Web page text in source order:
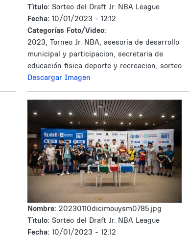
Tìtulo: Sorteo del Draft Jr. NBA League
Fecha: 10/01/2023 - 12:12
Categorías Foto/Video:
2023, Torneo Jr. NBA, asesoria de desarrollo
municipal y participacion, secretaria de
educación fisica deporte y recreacion, sorteo
Descargar Imagen
Nombre: 20230110dicimouysm0785.jpg
Tìtulo: Sorteo del Draft Jr. NBA League
Fecha: 10/01/2023 - 12:12